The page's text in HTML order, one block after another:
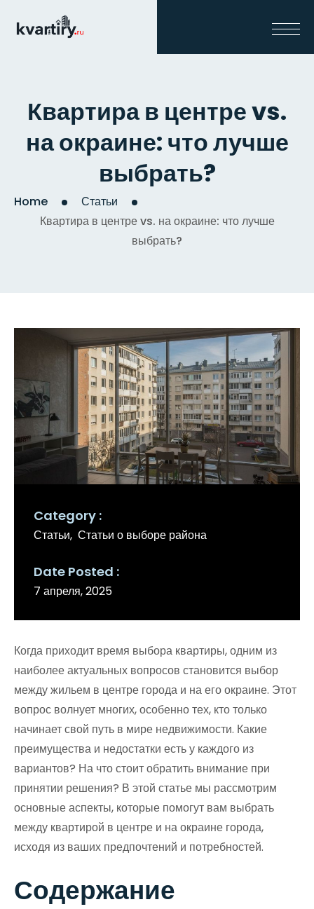
Квартира в центре vs.
на окраине: что лучше
выбрать?
Home
Статьи
Квартира в центре vs. на окраине: что лучше
выбрать?
Category
Статьи Статьи о выборе района
Date Posted
7 апреля, 2025
Когда приходит время выбора квартиры, одним из
наиболее актуальных вопросов становится выбор
между жильем в центре города и на его окраине. Этот
вопрос волнует многих, особенно тех, кто только
начинает свой путь в мире недвижимости. Какие
преимущества и недостатки есть у каждого из
вариантов? На что стоит обратить внимание при
принятии решения? В этой статье мы рассмотрим
основные аспекты, которые помогут вам выбрать
между квартирой в центре и на окраине города,
исходя из ваших предпочтений и потребностей.
Содержание